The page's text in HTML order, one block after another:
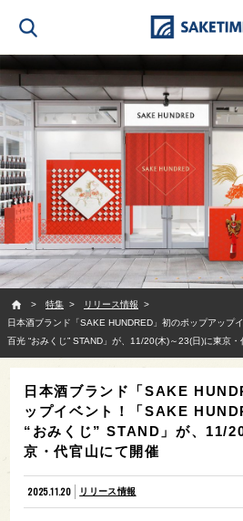
特集
リリース情報
日本酒ブランド「SAKE HUNDRED」初のポップアップ
百光 “おみくじ” STAND」が、11/20(木)～23(日)に東京・
日本酒ブランド「SAKE
ップイベント！「SAKE
“おみくじ” STAND」が、11/
京・代官山にて開催
2025.11.20 リリース情報